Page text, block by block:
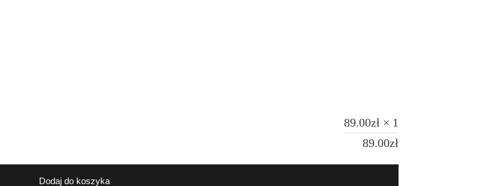
89.00zł × 1
89.00zł
Dodaj do koszyka